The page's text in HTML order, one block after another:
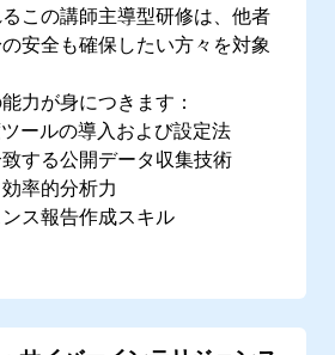
この講師主導型研修は、他者
安全も確保したい方々を対象
力が身につきます：
ールの導入および設定法
する公開データ収集技術
率的分析力
ス報告作成スキル
性を見極める戦略設計法